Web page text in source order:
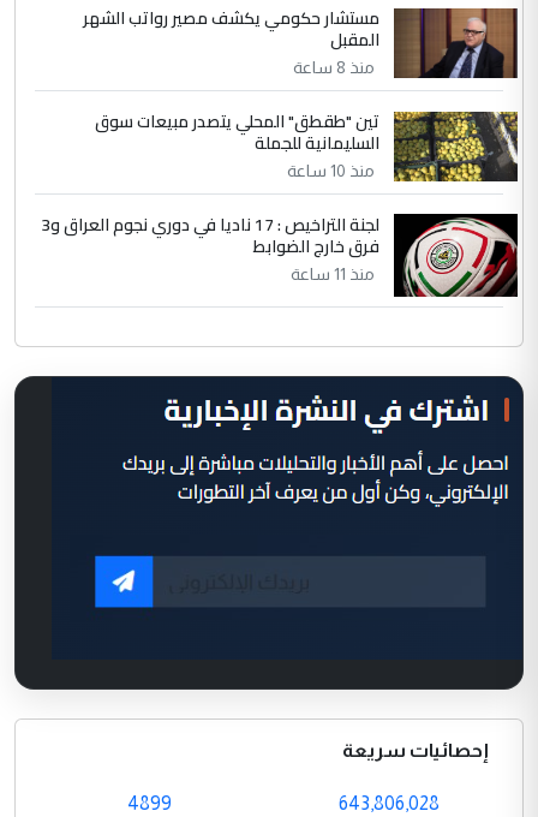
مستشار حكومي يكشف مصير رواتب الشهر
المقبل
منذ 8 ساعة
تين "طقطق" المحلي يتصدر مبيعات سوق
السليمانية للجملة
منذ 10 ساعة
لجنة التراخيص : 17 ناديا في دوري نجوم العراق و3
فرق خارج الضوابط
منذ 11 ساعة
إحصائيات سريعة
643,806,028
4899